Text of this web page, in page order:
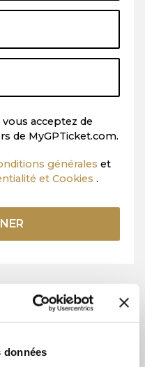
données
acceptez de
de MyGPTicket.com.
générales et
et Cookies .
SÉCURISÉ